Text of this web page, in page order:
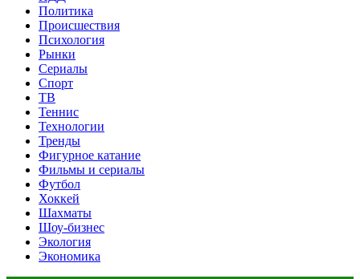
Политика
Происшествия
Психология
Рынки
Сериалы
Спорт
ТВ
Теннис
Технологии
Тренды
Фигурное катание
Фильмы и сериалы
Футбол
Хоккей
Шахматы
Шоу-бизнес
Экология
Экономика